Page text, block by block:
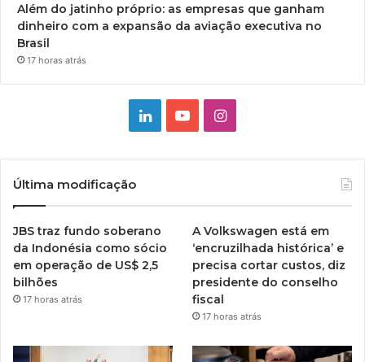
Além do jatinho próprio: as empresas que ganham
dinheiro com a expansão da aviação executiva no
Brasil
17 horas atrás
LinkedinYouTubeInstagram
Última modificação
JBS traz fundo soberano
da Indonésia como sócio
em operação de US$ 2,5
bilhões
17 horas atrás
A Volkswagen está em
‘encruzilhada histórica’ e
precisa cortar custos, diz
presidente do conselho
fiscal
17 horas atrás